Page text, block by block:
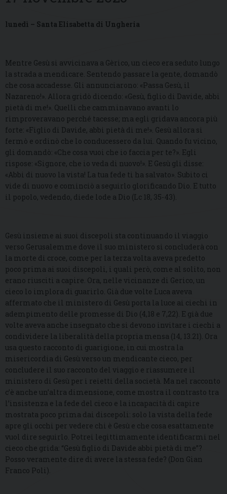
lunedì – Santa Elisabetta di Ungheria
Mentre Gesù si avvicinava a Gèrico, un cieco era seduto lungo
la strada a mendicare. Sentendo passare la gente, domandò
che cosa accadesse. Gli annunciarono: «Passa Gesù, il
Nazareno!». Allora gridò dicendo: «Gesù, figlio di Davide, abbi
pietà di me!». Quelli che camminavano avanti lo
rimproveravano perché tacesse; ma egli gridava ancora più
forte: «Figlio di Davide, abbi pietà di me!». Gesù allora si
fermò e ordinò che lo conducessero da lui. Quando fu vicino,
gli domandò: «Che cosa vuoi che io faccia per te?». Egli
rispose: «Signore, che io veda di nuovo!». E Gesù gli disse:
«Abbi di nuovo la vista! La tua fede ti ha salvato». Subito ci
vide di nuovo e cominciò a seguirlo glorificando Dio. E tutto
il popolo, vedendo, diede lode a Dio (Lc 18, 35-43).
Gesù insieme ai suoi discepoli sta continuando il viaggio
verso Gerusalemme dove il suo ministero si concluderà con
la morte di croce, come per la terza volta aveva predetto
poco prima ai suoi discepoli, i quali però, come al solito, non
erano riusciti a capire. Ora, nelle vicinanze di Gerico, un
cieco lo implora di guarirlo. Già due volte Luca aveva
affermato che il ministero di Gesù porta la luce ai ciechi in
adempimento delle promesse di Dio (4,18 e 7,22). E già due
volte aveva anche insegnato che si devono invitare i ciechi a
condividere la liberalità della propria mensa (14, 13.21). Ora
usa questo racconto di guarigione, in cui mostra la
misericordia di Gesù verso un mendicante cieco, per
concludere il suo racconto del viaggio e riassumere il
ministero di Gesù per i reietti della società. Ma nel racconto
c’è anche un’altra dimensione, come mostra il contrasto tra
l’insistenza e la fede del cieco e la incapacità di capire
mostrata poco prima dai discepoli: solo la vista della fede
apre gli occhi per vedere chi è Gesù e che cosa esattamente
vuol dire seguirlo. Potrei legittimamente identificarmi nel
cieco che grida: “Gesù figlio di Davide abbi pietà di me”?
Posso veramente dire di avere la stessa fede? (Don Gian
Franco Poli).